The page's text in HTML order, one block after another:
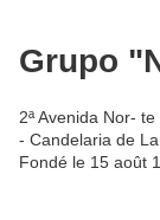
Grupo
2ª Avenida Nor-
- Candelaria de
Fondé le 15 août